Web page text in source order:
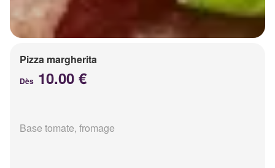
Pizza margherita
Dès 10.00 €
Base tomate, fromage